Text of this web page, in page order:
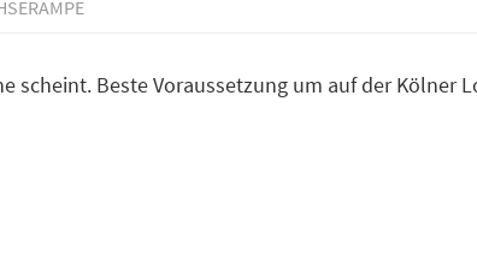
scheint. Beste Voraussetzung um auf der Kölner